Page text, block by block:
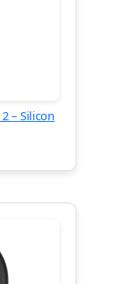
– Silicon